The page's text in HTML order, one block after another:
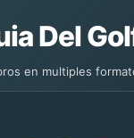
Del
en multiples